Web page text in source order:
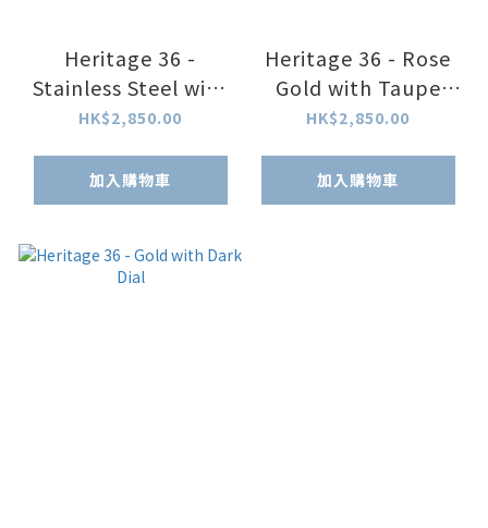
Heritage 36 -
Stainless Steel with
Taupe Dial
HK$2,850.00
加入購物車
Heritage 36 - Rose
Gold with Taupe
Dial
HK$2,850.00
加入購物車